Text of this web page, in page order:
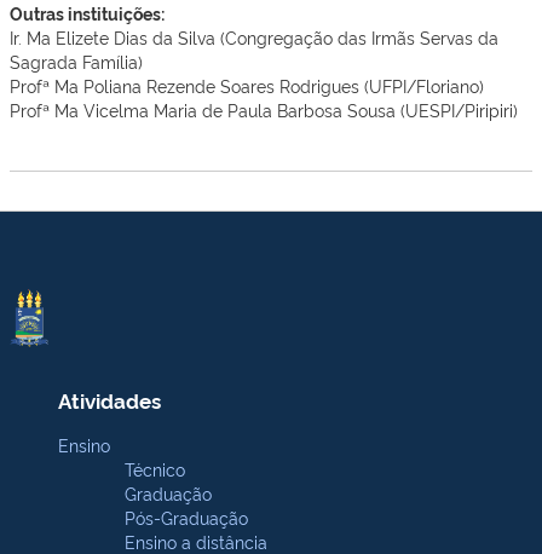
Outras instituições:
Ir. Ma Elizete Dias da Silva (Congregação das Irmãs Servas da
Sagrada Família)
Profª Ma Poliana Rezende Soares Rodrigues (UFPI/Floriano)
Profª Ma Vicelma Maria de Paula Barbosa Sousa (UESPI/Piripiri)
Atividades
Ensino
Técnico
Graduação
Pós-Graduação
Ensino a distância